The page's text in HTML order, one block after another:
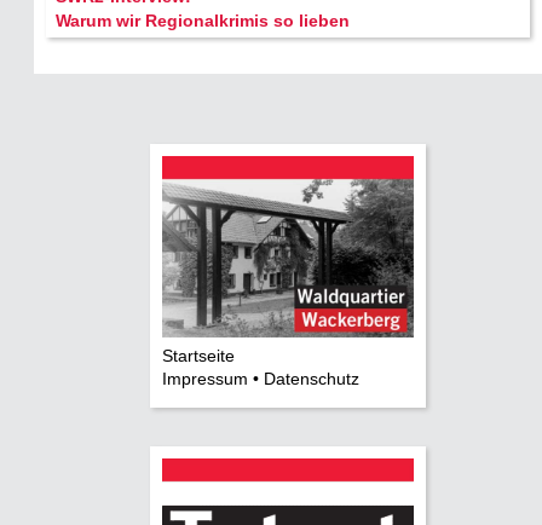
Warum wir Regionalkrimis so lieben
Startseite
Impressum • Datenschutz